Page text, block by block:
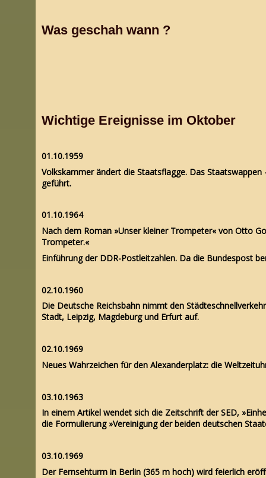
Was geschah wann ?
Wichtige Ereignisse im Oktober
01.10.1959
Volkskammer ändert die Staatsflagge. Das
geführt.
01.10.1964
Nach dem Roman »Unser kleiner Trompeter« von Otto
Trompeter.«
Einführung der DDR-Postleitzahlen. Da die Bundespost
02.10.1960
Die Deutsche Reichsbahn nimmt den
Stadt, Leipzig, Magdeburg und Erfurt auf.
02.10.1969
Neues Wahrzeichen für den Alexanderplatz: die
03.10.1963
In einem Artikel wendet sich die Zeitschrift der SED,
die Formulierung »Vereinigung der beiden deutschen
03.10.1969
Der Fernsehturm in Berlin (365 m hoch) wird feierlich